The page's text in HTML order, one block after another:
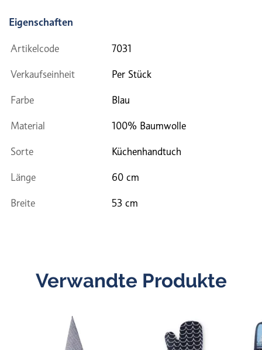
Eigenschaften
Artikelcode 7031
Verkaufseinheit Per Stück
Farbe Blau
Material 100% Baumwolle
Sorte Küchenhandtuch
Länge 60 cm
Breite 53 cm
Verwandte Produkte